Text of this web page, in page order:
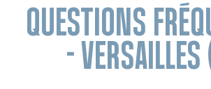
QUESTIONS
-